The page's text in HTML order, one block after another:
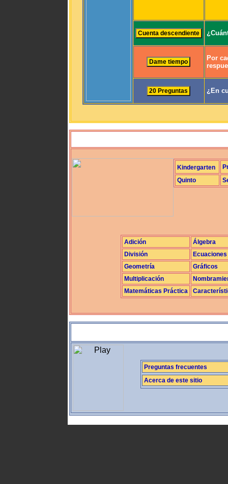
Por
¿En
Kindergarten
Quinto
Adición
Álgebra
División
Ecuaciones
Geometría
Gráficos
Multiplicación
Matemáticas Práctica
Preguntas frecuentes
Acerca de este sitio